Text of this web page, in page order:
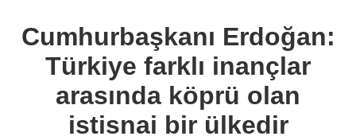
inançlar
arasında köprü
olan istisnai bir
ülkedir
Cumhurbaşkanı Erdoğan:
Türkiye farklı inançlar
arasında köprü olan
istisnai bir ülkedir